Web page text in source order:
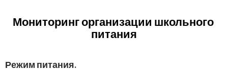
Мониторинг организации школьного
питания
Режим питания.